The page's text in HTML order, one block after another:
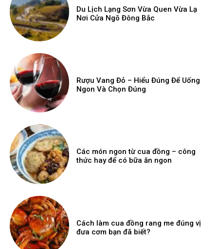
Du Lịch Lạng Sơn Vừa Quen Vừa Lạ
Nơi Cửa Ngõ Đông Bắc
Rượu Vang Đỏ – Hiểu Đúng Để Uống
Ngon Và Chọn Đúng
Các món ngon từ cua đồng – công
thức hay để có bữa ăn ngon
Cách làm cua đồng rang me đúng vị
đưa cơm bạn đã biết?